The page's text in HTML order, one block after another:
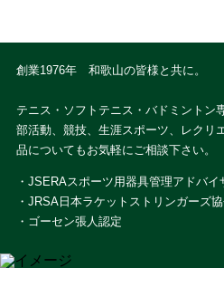
創業1976年 和歌山の皆様と共に。
テニス・ソフトテニス・バドミントン
部活動、競技、生涯スポーツ、レクリ
品についてもお気軽にご相談下さい。
・JSERAスポーツ用器具管理アドバイ
・JRSA日本ラケットストリンガーズ
・ゴーセン張人認定